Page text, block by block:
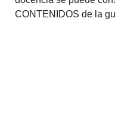
CONTENIDOS de la